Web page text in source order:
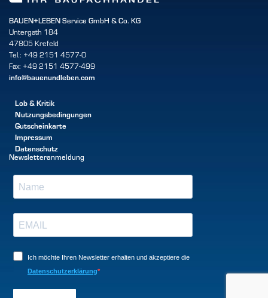
BAUEN+LEBEN Service GmbH & Co. KG
Untergath 184
47805 Krefeld
Tel.: +49 2151 4577-0
Fax: +49 2151 4577-499
info@bauenundleben.com
Lob & Kritik
Nutzungsbedingungen
Gutscheinkarte
Impressum
Datenschutz
Newsletteranmeldung
Ich möchte Ihren Newsletter erhalten und akzeptiere die
Datenschutzerklärung